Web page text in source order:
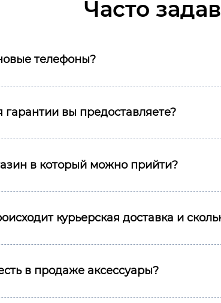
Часто
телефоны?
гарантии вы предоставляете?
в который можно прийти?
курьерская доставка и
в продаже аксессуары?